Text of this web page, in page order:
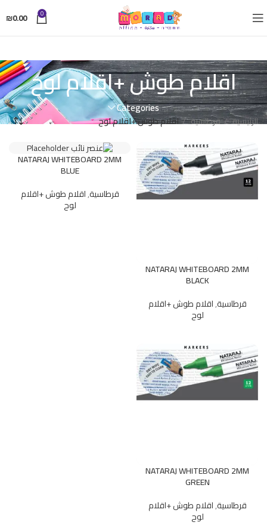
0
₪0.00
اقلام طوش +اقلام لوح
Categories
الرئيسية قرطاسية اقلام طوش +اقلام لوح
NATARAJ WHITEBOARD 2MM
BLACK
قرطاسية,اقلام طوش +اقلام
لوح
NATARAJ WHITEBOARD 2MM
BLUE
قرطاسية,اقلام طوش +اقلام
لوح
NATARAJ WHITEBOARD 2MM
GREEN
قرطاسية,اقلام طوش +اقلام
لوح